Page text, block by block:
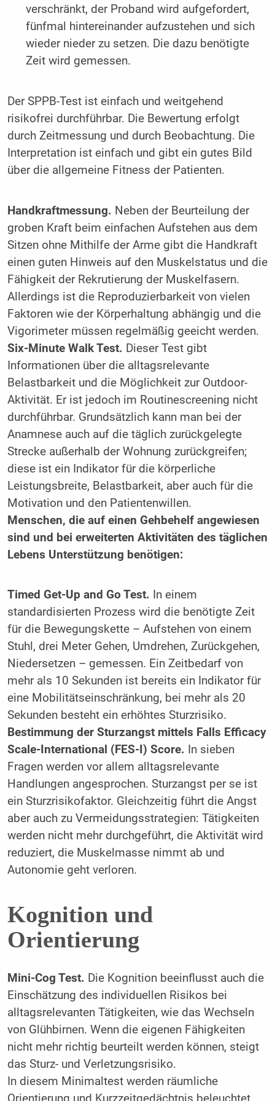
verschränkt, der Proband wird aufgefordert,
fünfmal hintereinander aufzustehen und sich
wieder nieder zu setzen. Die dazu benötigte
Zeit wird gemessen.
Der SPPB-Test ist einfach und weitgehend
risikofrei durchführbar. Die Bewertung erfolgt
durch Zeitmessung und durch Beobachtung. Die
Interpretation ist einfach und gibt ein gutes Bild
über die allgemeine Fitness der Patienten.
Handkraftmessung. Neben der Beurteilung der
groben Kraft beim einfachen Aufstehen aus dem
Sitzen ohne Mithilfe der Arme gibt die Handkraft
einen guten Hinweis auf den Muskelstatus und die
Fähigkeit der Rekrutierung der Muskelfasern.
Allerdings ist die Reproduzierbarkeit von vielen
Faktoren wie der Körperhaltung abhängig und die
Vigorimeter müssen regelmäßig geeicht werden.
Six-Minute Walk Test. Dieser Test gibt
Informationen über die alltagsrelevante
Belastbarkeit und die Möglichkeit zur Outdoor-
Aktivität. Er ist jedoch im Routinescreening nicht
durchführbar. Grundsätzlich kann man bei der
Anamnese auch auf die täglich zurückgelegte
Strecke außerhalb der Wohnung zurückgreifen;
diese ist ein Indikator für die körperliche
Leistungsbreite, Belastbarkeit, aber auch für die
Motivation und den Patientenwillen.
Menschen, die auf einen Gehbehelf angewiesen
sind und bei erweiterten Aktivitäten des täglichen
Lebens Unterstützung benötigen:
Timed Get-Up and Go Test. In einem
standardisierten Prozess wird die benötigte Zeit
für die Bewegungskette – Aufstehen von einem
Stuhl, drei Meter Gehen, Umdrehen, Zurückgehen,
Niedersetzen – gemessen. Ein Zeitbedarf von
mehr als 10 Sekunden ist bereits ein Indikator für
eine Mobilitätseinschränkung, bei mehr als 20
Sekunden besteht ein erhöhtes Sturzrisiko.
Bestimmung der Sturzangst mittels Falls Efficacy
Scale-International (FES-I) Score. In sieben
Fragen werden vor allem alltagsrelevante
Handlungen angesprochen. Sturzangst per se ist
ein Sturzrisikofaktor. Gleichzeitig führt die Angst
aber auch zu Vermeidungsstrategien: Tätigkeiten
werden nicht mehr durchgeführt, die Aktivität wird
reduziert, die Muskelmasse nimmt ab und
Autonomie geht verloren.
Kognition und
Orientierung
Mini-Cog Test. Die Kognition beeinflusst auch die
Einschätzung des individuellen Risikos bei
alltagsrelevanten Tätigkeiten, wie das Wechseln
von Glühbirnen. Wenn die eigenen Fähigkeiten
nicht mehr richtig beurteilt werden können, steigt
das Sturz- und Verletzungsrisiko.
In diesem Minimaltest werden räumliche